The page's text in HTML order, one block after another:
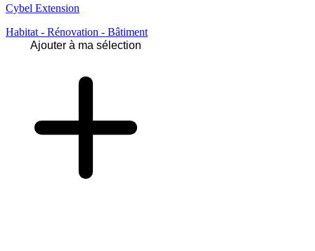
Cybel Extension
Habitat - Rénovation - Bâtiment
Ajouter à ma sélection